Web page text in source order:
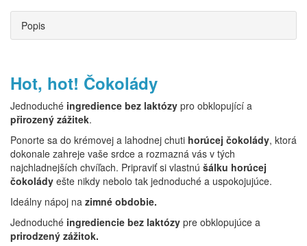
Popis
Hot, hot! Čokolády
Jednoduché ingredience bez laktózy pro obklopující a
přirozený zážitek.
Ponorte sa do krémovej a lahodnej chuti horúcej čokolády, ktorá
dokonale zahreje vaše srdce a rozmazná vás v tých
najchladnejších chvíľach. Pripraviť si vlastnú šálku horúcej
čokolády ešte nikdy nebolo tak jednoduché a uspokojujúce.
Ideálny nápoj na zimné obdobie.
Jednoduché ingrediencie bez laktózy pre obklopujúce a
prirodzený zážitok.